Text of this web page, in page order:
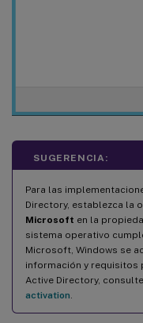
SUGERENCIA:
Para las
Directory, establezca la
Microsoft en la
sistema operativo
Microsoft, Windows se
información y requisitos
Active Directory, consulte
activation.